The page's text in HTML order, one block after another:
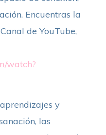
Encuentras la
de YouTube,
watch?
y
las